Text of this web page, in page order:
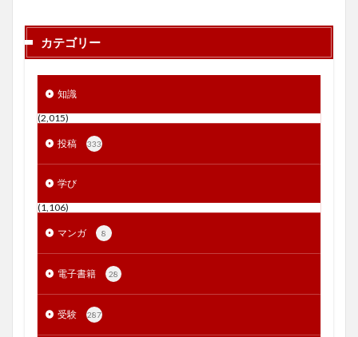
カテゴリー
知識
(2,015)
投稿 333
学び
(1,106)
マンガ 8
電子書籍 28
受験 287